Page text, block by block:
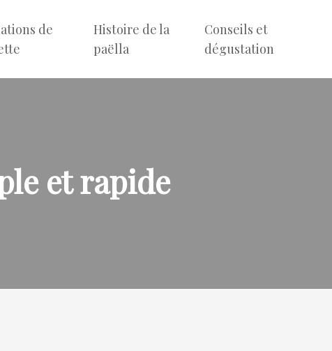
de
Histoire de la
paëlla
Conseils et
dégustation
et rapide